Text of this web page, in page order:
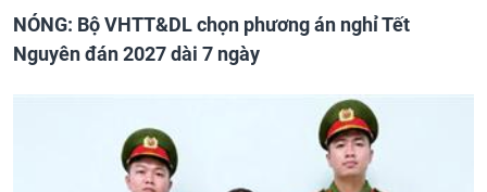
NÓNG: Bộ VHTT&DL chọn phương án nghỉ Tết
Nguyên đán 2027 dài 7 ngày